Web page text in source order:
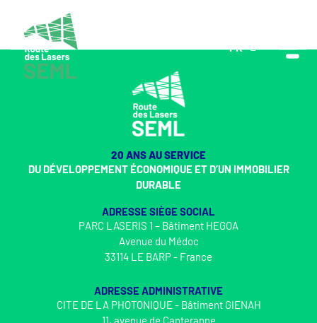
FR
EN
20 ANS AU SERVICE
DU DÉVELOPPEMENT ÉCONOMIQUE ET D’UN IMMOBILIER
DURABLE
ADRESSE SIÈGE SOCIAL
PARC LASERIS 1 – Bâtiment HEGOA
Avenue du Médoc
33114 LE BARP - France
ADRESSE ADMINISTRATIVE
CITE DE LA PHOTONIQUE - Bâtiment GIENAH
11, avenue de Canteranne